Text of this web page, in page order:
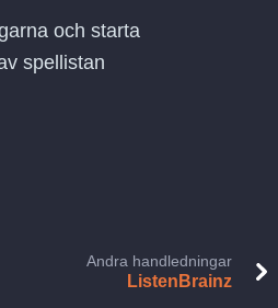
och starta
spellistan
Andra handledningar
ListenBrainz